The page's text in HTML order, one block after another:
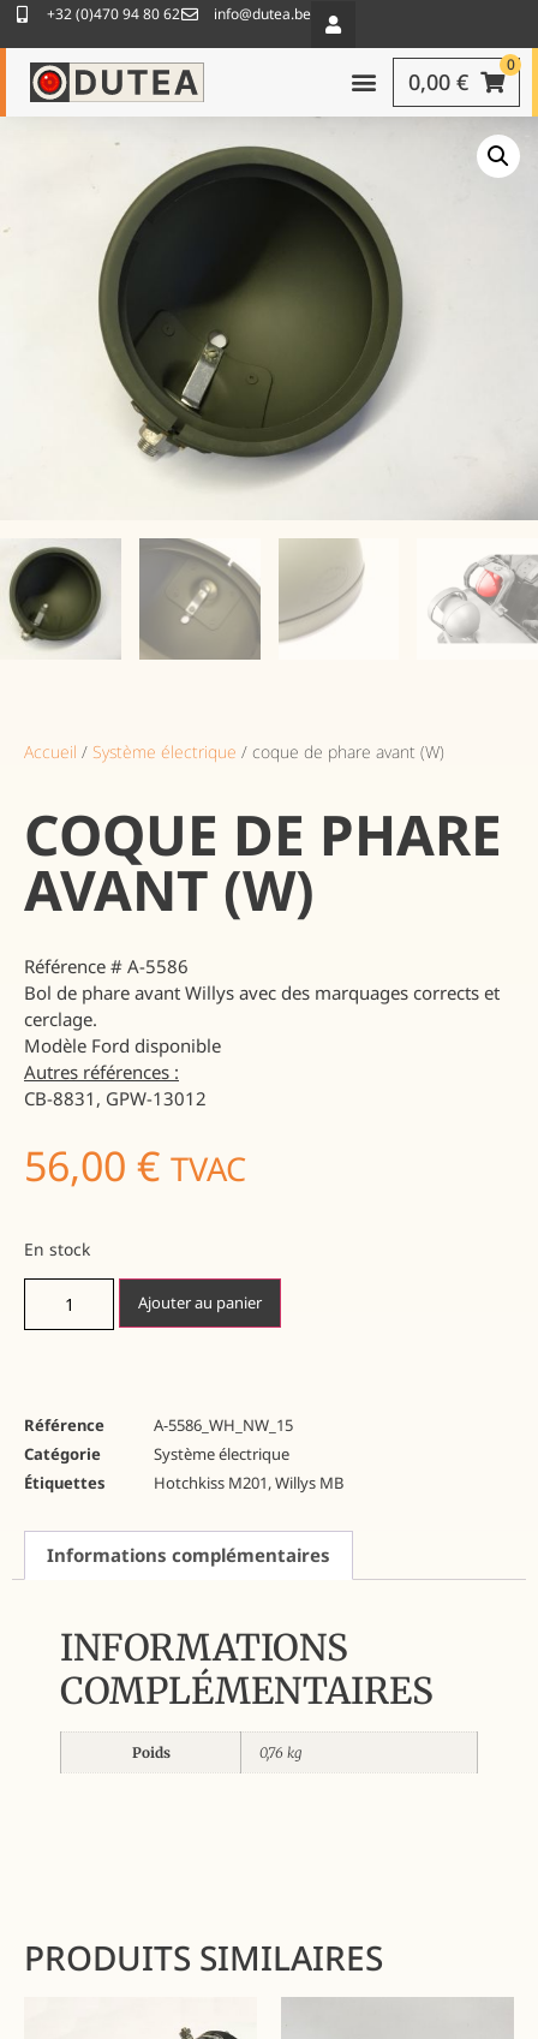
+32 (0)470 94 80 62 info@dutea.be
0
0,00 €
Accueil / Système électrique / coque de phare avant (W)
COQUE DE PHARE
AVANT (W)
Référence # A-5586
Bol de phare avant Willys avec des marquages corrects et
cerclage.
Modèle Ford disponible
Autres références :
CB-8831, GPW-13012
56,00 € TVAC
En stock
Ajouter au panier
Référence
A-5586_WH_NW_15
Catégorie
Système électrique
Étiquettes
Hotchkiss M201,Willys MB
Informations complémentaires
INFORMATIONS
COMPLÉMENTAIRES
Poids 0,76 kg
PRODUITS SIMILAIRES